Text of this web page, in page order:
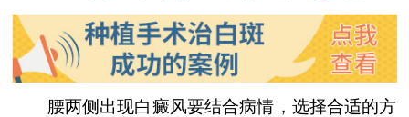
腰两侧出现白癜风要结合病情，选择合适的方